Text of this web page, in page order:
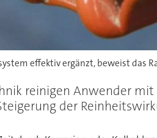
effektiv ergänzt, beweist das
reinigen Anwender
der